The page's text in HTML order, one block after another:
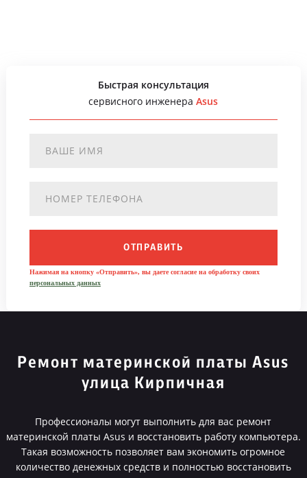
Быстрая консультация
сервисного инженераAsus
ОТПРАВИТЬ
Нажимая на кнопку «Отправить», вы даете согласие на обработку своих
персональных данных
Ремонт материнской платы Asus
улица Кирпичная
Профессионалы могут выполнить для вас ремонт
материнской платы Asus и восстановить работу компьютера.
Такая возможность позволяет вам экономить огромное
количество денежных средств и полностью восстановить